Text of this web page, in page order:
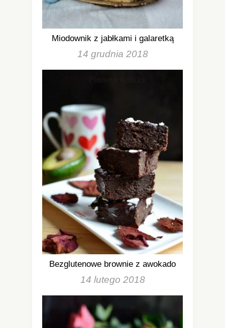
Miodownik z jabłkami i galaretką
14 grudnia 2018
Bezglutenowe brownie z awokado
14 lutego 2018